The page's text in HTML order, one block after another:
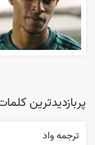
پربازدیدترین
ترجمه واد